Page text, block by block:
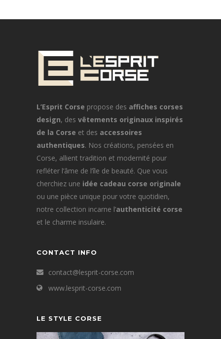
L’Esprit Corse propose des affiches corses
design, des vêtements originaux inspirés
de la Corse et des accessoires
authentiques. Nos créations, pensées en
Corse, allient tradition et modernité pour
refléter l’âme de l’île de beauté. Que vous
cherchiez une idée cadeau corse originale
ou une pièce unique pour votre quotidien,
notre collection incarne l’authenticité corse
et le charme insulaire.
CONTACT INFO
contact@lesprit-corse.com
www.lesprit-corse.com
LE STYLE CORSE